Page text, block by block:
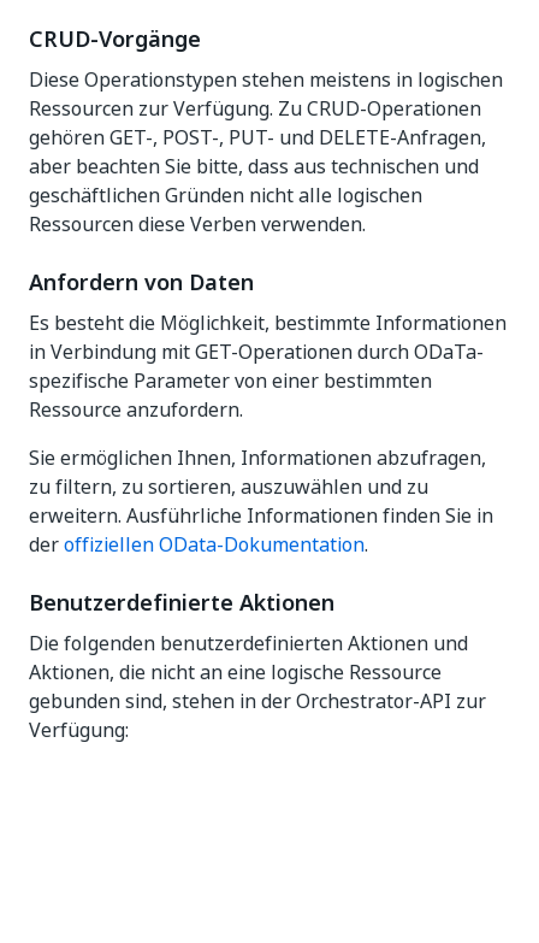
CRUD-Vorgänge
Diese Operationstypen stehen meistens in logischen
Ressourcen zur Verfügung. Zu CRUD-Operationen
gehören GET-, POST-, PUT- und DELETE-Anfragen,
aber beachten Sie bitte, dass aus technischen und
geschäftlichen Gründen nicht alle logischen
Ressourcen diese Verben verwenden.
Anfordern von Daten
Es besteht die Möglichkeit, bestimmte Informationen
in Verbindung mit GET-Operationen durch ODaTa-
spezifische Parameter von einer bestimmten
Ressource anzufordern.
Sie ermöglichen Ihnen, Informationen abzufragen,
zu filtern, zu sortieren, auszuwählen und zu
erweitern. Ausführliche Informationen finden Sie in
deroffiziellen OData-Dokumentation.
Benutzerdefinierte Aktionen
Die folgenden benutzerdefinierten Aktionen und
Aktionen, die nicht an eine logische Ressource
gebunden sind, stehen in der Orchestrator-API zur
Verfügung: